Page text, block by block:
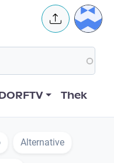
User
Thek
Alternative